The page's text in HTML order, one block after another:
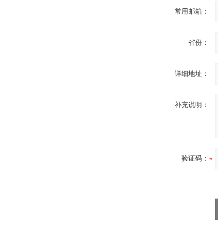
常用邮箱：
省份：
详细地址：
补充说明：
验证码：